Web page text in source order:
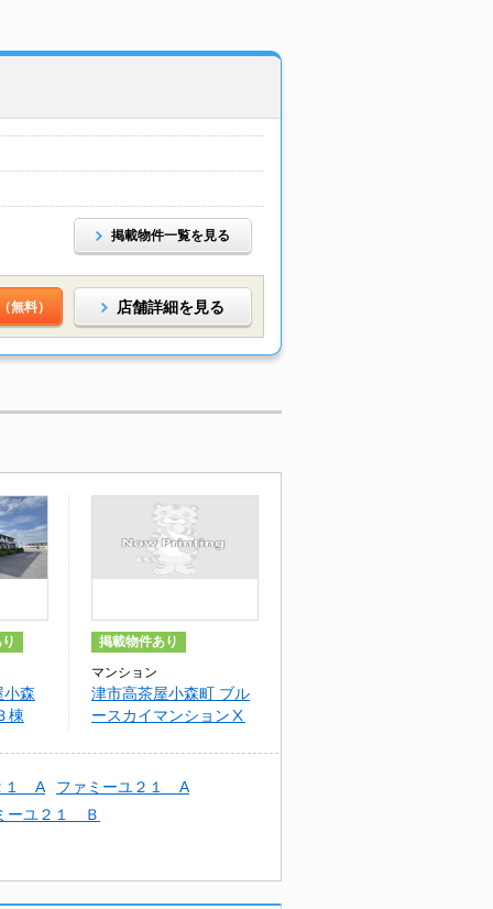
掲載物件一覧を見る
無料） 店舗詳細を見る
小森
棟
掲載物件あり
マンション
津市高茶屋小森町 ブル
ースカイマンションⅩ
１ A
ファミーユ２１ A
ーユ２１ Ｂ